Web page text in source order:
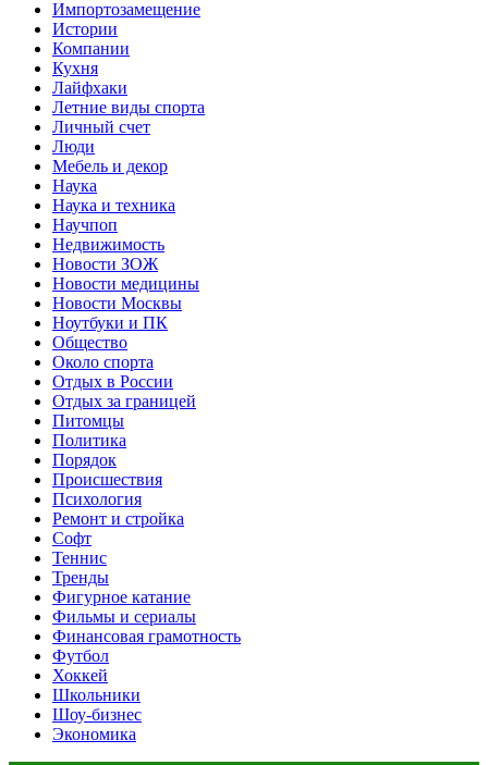
Импортозамещение
Истории
Компании
Кухня
Лайфхаки
Летние виды спорта
Личный счет
Люди
Мебель и декор
Наука
Наука и техника
Научпоп
Недвижимость
Новости ЗОЖ
Новости медицины
Новости Москвы
Ноутбуки и ПК
Общество
Около спорта
Отдых в России
Отдых за границей
Питомцы
Политика
Порядок
Происшествия
Психология
Ремонт и стройка
Софт
Теннис
Тренды
Фигурное катание
Фильмы и сериалы
Финансовая грамотность
Футбол
Хоккей
Школьники
Шоу-бизнес
Экономика